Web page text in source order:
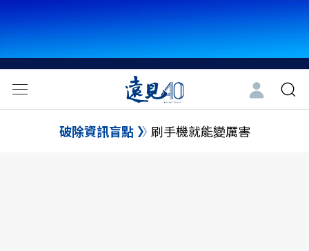
破除資訊盲點 刷手機就能變厲害